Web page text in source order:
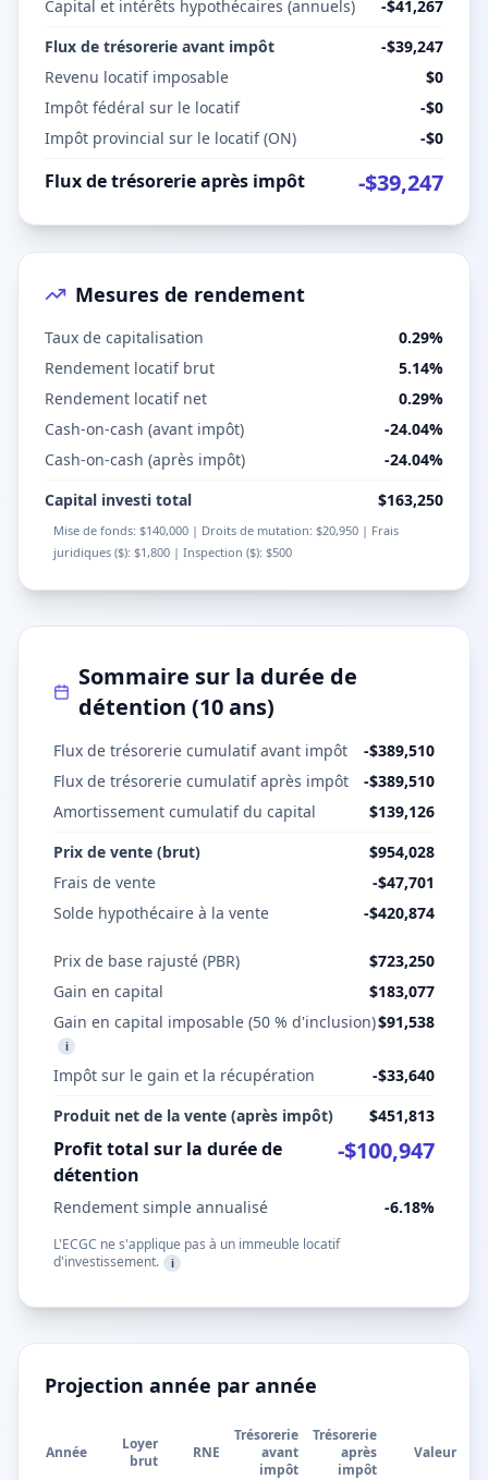
Capital et intérêts hypothécaires (annuels) -$41,267
Flux de trésorerie avant impôt
-$39,247
Revenu locatif imposable
$0
Impôt fédéral sur le locatif
-$0
Impôt provincial sur le locatif(ON) -$0
Flux de trésorerie après impôt -$39,247
Mesures de rendement
Taux de capitalisation
0.29%
Rendement locatif brut
5.14%
Rendement locatif net
0.29%
Cash-on-cash (avant impôt)
-24.04%
Cash-on-cash (après impôt)
-24.04%
Capital investi total
$163,250
Mise de fonds: $140,000 | Droits de mutation: $20,950 | Frais
juridiques ($): $1,800 | Inspection ($): $500
Sommaire sur la durée de
détention (10ans)
Flux de trésorerie cumulatif avant impôt
-$389,510
Flux de trésorerie cumulatif après impôt
-$389,510
Amortissement cumulatif du capital
$139,126
Prix de vente (brut)
$954,028
Frais de vente
-$47,701
Solde hypothécaire à la vente
-$420,874
Prix de base rajusté (PBR)
$723,250
Gain en capital
$183,077
Gain en capital imposable (50 % d'inclusion)
i
$91,538
Impôt sur le gain et la récupération -$33,640
Produit net de la vente (après impôt)
$451,813
Profit total sur la durée de
détention
-$100,947
Rendement simple annualisé -6.18%
L'ECGC ne s'applique pas à un immeuble locatif
d'investissement.
i
Projection année par année
Année
Loyer
brut
RNE
Trésorerie
avant
impôt
Trésorerie
après
impôt
Valeur